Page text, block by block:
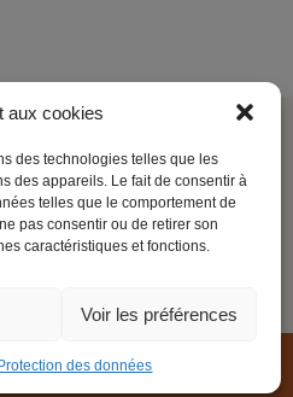
aux cookies
des technologies telles que les
des appareils. Le fait de consentir à
telles que le comportement de
pas consentir ou de retirer son
caractéristiques et fonctions.
Voir les préférences
Protection des données
légales